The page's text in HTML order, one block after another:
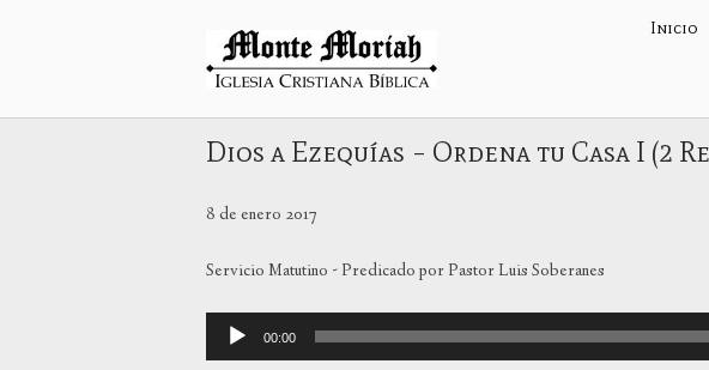
Inicio
Inicio
Dios a Ezequías – Ordena tu Casa I (2
8 de enero 2017
Servicio Matutino - Predicado por Pastor Luis Soberanes
Reproductor
de
00:00